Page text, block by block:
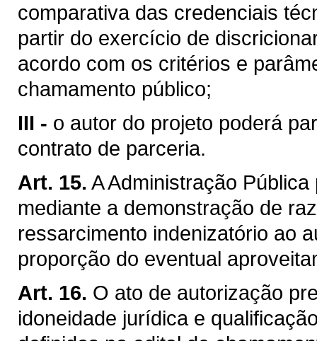
comparativa das credenciais
partir do exercício de
acordo com os critérios e
chamamento público;
III - o autor do projeto poderá
contrato de parceria.
Art. 15. A Administração
mediante a demonstração de
ressarcimento indenizatório ao
proporção do eventual
Art. 16. O ato de autorização
idoneidade jurídica e